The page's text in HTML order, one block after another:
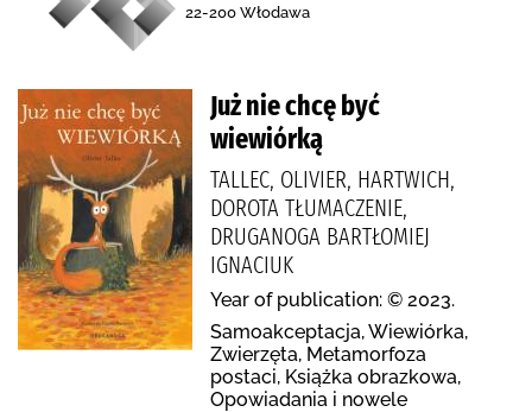
22-200 Włodawa
Już nie chcę być
wiewiórką
TALLEC, OLIVIER, HARTWICH,
DOROTA TŁUMACZENIE,
DRUGANOGA BARTŁOMIEJ
IGNACIUK
Year of publication: © 2023.
Samoakceptacja, Wiewiórka,
Zwierzęta, Metamorfoza
postaci, Książka obrazkowa,
Opowiadania i nowele